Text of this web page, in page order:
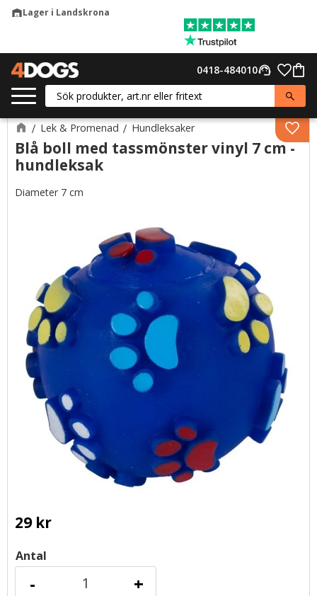
warehouseLager i Landskrona
support_agent
0418-484010
Lek & Promenad Hundleksaker
Blå boll med tassmönster vinyl 7 cm -
hundleksak
Diameter 7 cm
29kr
Antal
+
-